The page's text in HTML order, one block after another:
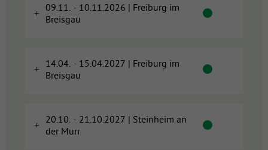
09.11. - 10.11.2026 | Freiburg im
Breisgau
14.04. - 15.04.2027 | Freiburg im
Breisgau
20.10. - 21.10.2027 | Steinheim an
der Murr